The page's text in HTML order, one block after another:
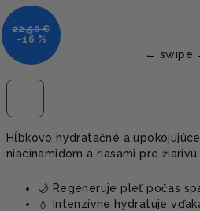
Hĺbkovo hydratačné a
niacínamidom a riasami pre
🌙 Regeneruje pleť počas
💧 Intenzívne hydratuje
22,50 €
–16 %